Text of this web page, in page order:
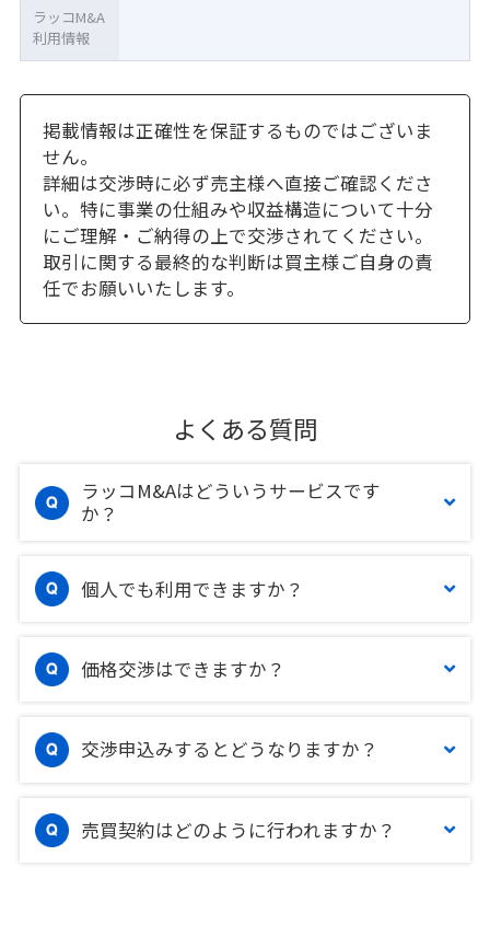
ラッコM&A
利用情報
掲載情報は正確性を保証するものではございま
せん。
詳細は交渉時に必ず売主様へ直接ご確認くださ
い。特に事業の仕組みや収益構造について十分
にご理解・ご納得の上で交渉されてください。
取引に関する最終的な判断は買主様ご自身の責
任でお願いいたします。
よくある質問
ラッコM&Aはどういうサービスです
か？
個人でも利用できますか？
価格交渉はできますか？
交渉申込みするとどうなりますか？
売買契約はどのように行われますか？